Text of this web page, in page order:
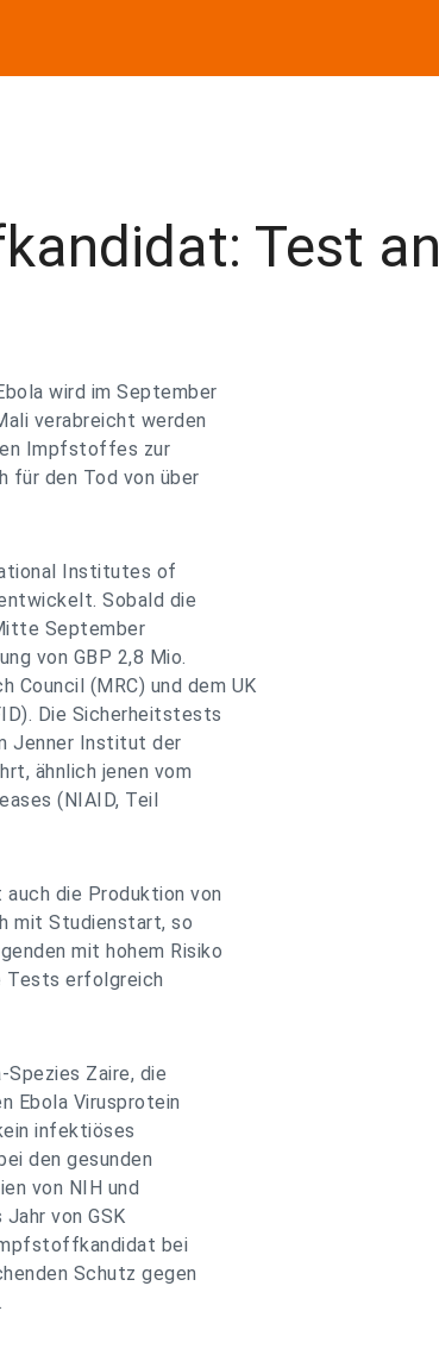
Test an
wird im September
verabreicht werden
Impfstoffes zur
für den Tod von über
Institutes of
Sobald die
September
von GBP 2,8 Mio.
Council (MRC) und dem UK
Die Sicherheitstests
Jenner Institut der
ähnlich jenen vom
(NIAID, Teil
die Produktion von
mit Studienstart, so
mit hohem Risiko
Tests erfolgreich
Zaire, die
Ebola Virusprotein
infektiöses
den gesunden
von NIH und
von GSK
bei
Schutz gegen